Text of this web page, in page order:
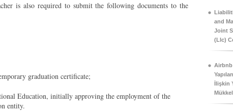
is also required to submit the following documents to the
graduation certificate;
Education, initially approving the employment of the
entity.
and
Joint
(Llc)
Airbnb
İlişkin